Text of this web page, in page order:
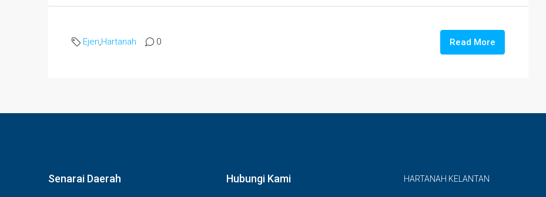
Ejen,Hartanah 0 Read More
Senarai Daerah Hubungi Kami HARTANAH KELANTAN